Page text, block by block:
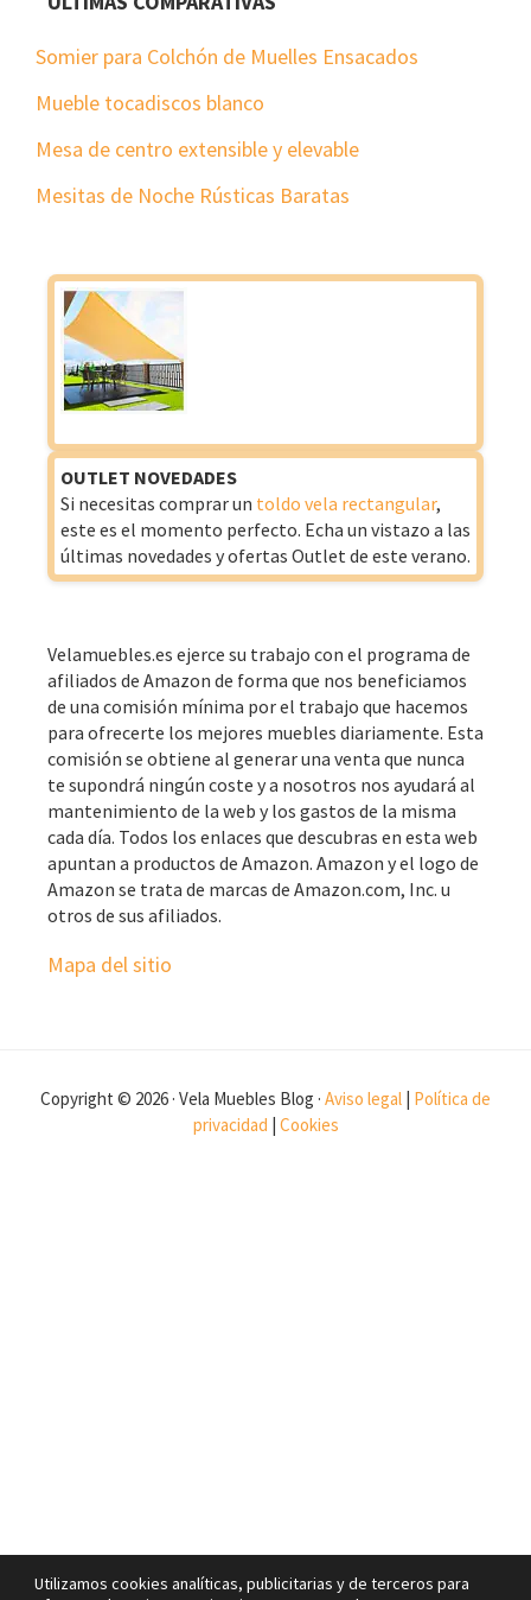
Somier para Colchón de Muelles Ensacados
Mueble tocadiscos blanco
Mesa de centro extensible y elevable
Mesitas de Noche Rústicas Baratas
OUTLET NOVEDADES
Si necesitas comprar un toldo vela rectangular,
este es el momento perfecto. Echa un vistazo a las
últimas novedades y ofertas Outlet de este verano.
Velamuebles.es ejerce su trabajo con el programa de
afiliados de Amazon de forma que nos beneficiamos
de una comisión mínima por el trabajo que hacemos
para ofrecerte los mejores muebles diariamente. Esta
comisión se obtiene al generar una venta que nunca
te supondrá ningún coste y a nosotros nos ayudará al
mantenimiento de la web y los gastos de la misma
cada día. Todos los enlaces que descubras en esta web
apuntan a productos de Amazon. Amazon y el logo de
Amazon se trata de marcas de Amazon.com, Inc. u
otros de sus afiliados.
Mapa del sitio
Copyright © 2026 · Vela Muebles Blog · Aviso legal | Política de
privacidad | Cookies
Utilizamos cookies analíticas, publicitarias y de terceros para